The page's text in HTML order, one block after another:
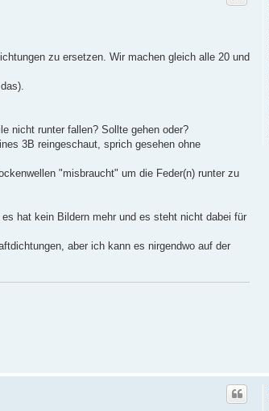
zu ersetzen. Wir machen gleich alle 20 und
nicht runter fallen? Sollte gehen oder?
3B reingeschaut, sprich gesehen ohne
"misbraucht" um die Feder(n) runter zu
hat kein Bildern mehr und es steht nicht dabei für
aber ich kann es nirgendwo auf der